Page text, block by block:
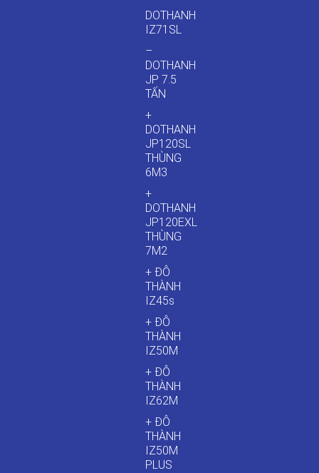
DOTHANH
IZ71SL
–
DOTHANH
JP 7.5
TẤN
+
DOTHANH
JP120SL
THÙNG
6M3
+
DOTHANH
JP120EXL
THÙNG
7M2
+ ĐÔ
THÀNH
IZ45s
+ ĐÔ
THÀNH
IZ50M
+ ĐÔ
THÀNH
IZ62M
+ ĐÔ
THÀNH
IZ50M
PLUS